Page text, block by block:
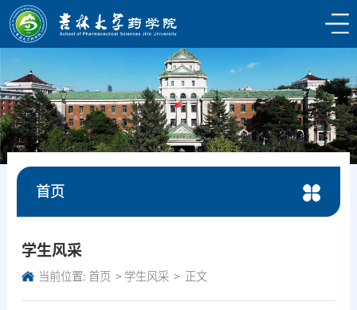
首页
学生风采
当前位置: 首页 学生风采 正文